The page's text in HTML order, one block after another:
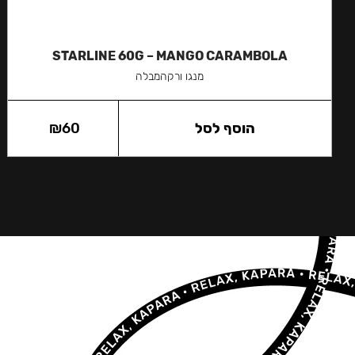
STARLINE 60G – MANGO CARAMBOLA
מנגו ורקהמבלה
₪60 הוסף לסל